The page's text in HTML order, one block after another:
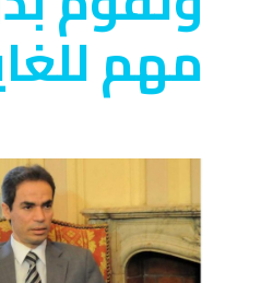
مهم